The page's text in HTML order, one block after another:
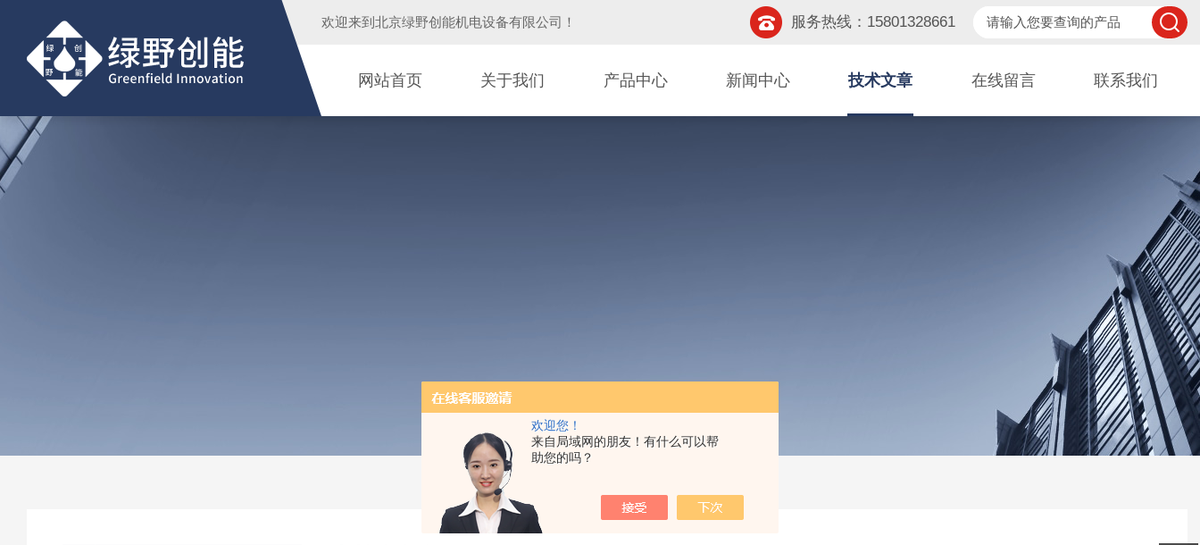
欢迎您！
来自局域网的朋友！有什么可以帮
助您的吗？
欢迎来到 北京绿野创能机电设备有限公司 ！ 服务热线：15801328661
网站首页 关于我们 产品中心 新闻中心 技术文章 在线留言 联系我们